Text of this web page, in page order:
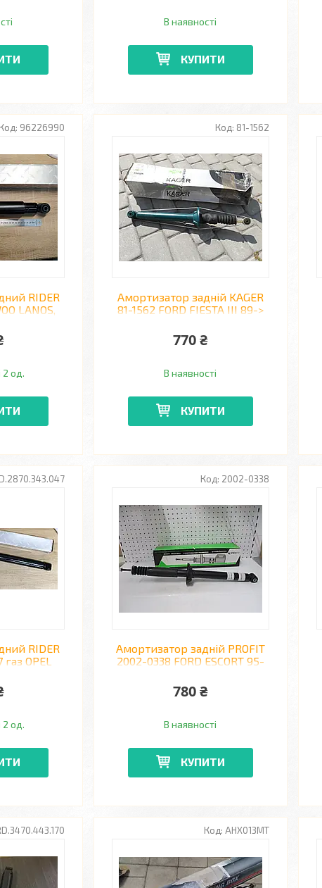
В наявності
КУПИТИ
96226990
RIDER
LANOS,
2 од.
81-1562
Амортизатор задній KAGER
81-1562 FORD FIESTA III 89->
770 ₴
В наявності
КУПИТИ
RIDER
OPEL
2 од.
2002-0338
Амортизатор задній PROFIT
2002-0338 FORD ESCORT 95-
780 ₴
В наявності
КУПИТИ
AHX013MT